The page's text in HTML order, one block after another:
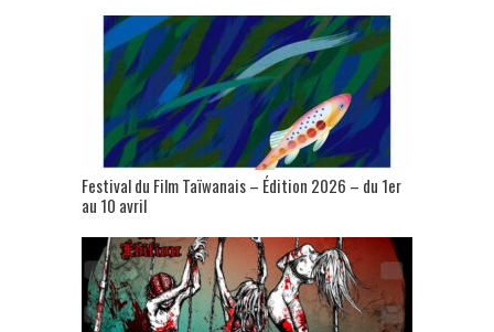
Festival du Film Taïwanais – Édition 2026 – du 1er
au 10 avril